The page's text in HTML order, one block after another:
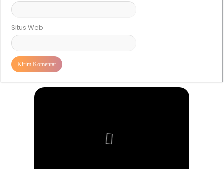
Situs Web